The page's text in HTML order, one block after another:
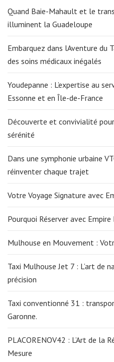
Quand Baie-Mahault et le
illuminent la Guadeloupe
Embarquez dans lAventure du
des soins médicaux inégalés
Youdepanne : L’expertise au
Essonne et en Île-de-France
Découverte et convivialité
sérénité
Dans une symphonie urbaine
réinventer chaque trajet
Votre Voyage Signature avec
Pourquoi Réserver avec Empire
Mulhouse en Mouvement :
Taxi Mulhouse Jet 7 : L’art de
précision
Taxi conventionné 31 :
Garonne.
PLACORENOV42 : L’Art de la
Mesure